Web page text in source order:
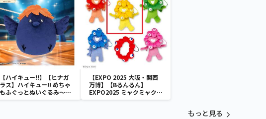
【ハイキュー!!】【ヒナガ
ラス】ハイキュー!! めちゃ
もふぐっとぬいぐるみ～ヒ
ナガラス～
【EXPO 2025 大阪・関西
万博】【Bるんるん】
EXPO2025 ミャクミャク
カラフルゴム紐付きぬいぐ
もっと見る